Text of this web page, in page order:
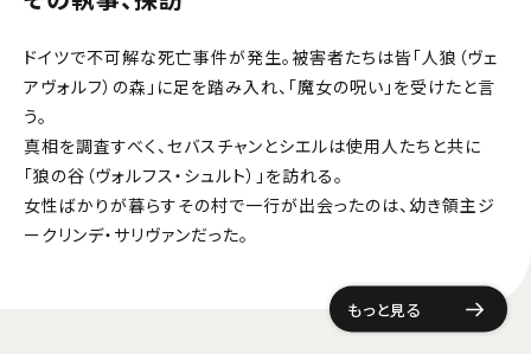
ドイツで不可解な死亡事件が発生。被害者たちは皆「人狼（ヴェ
アヴォルフ）の森」に足を踏み入れ、「魔女の呪い」を受けたと言
う。
真相を調査すべく、セバスチャンとシエルは使用人たちと共に
「狼の谷（ヴォルフス・シュルト）」を訪れる。
女性ばかりが暮らすその村で一行が出会ったのは、幼き領主ジ
ークリンデ・サリヴァンだった。
もっと見る